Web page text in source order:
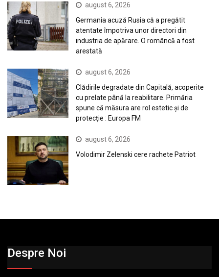
august 6, 2026
Germania acuză Rusia că a pregătit
atentate împotriva unor directori din
industria de apărare. O româncă a fost
arestată
august 6, 2026
Clădirile degradate din Capitală, acoperite
cu prelate până la reabilitare. Primăria
spune că măsura are rol estetic și de
protecție : Europa FM
august 6, 2026
Volodimir Zelenski cere rachete Patriot
Despre Noi